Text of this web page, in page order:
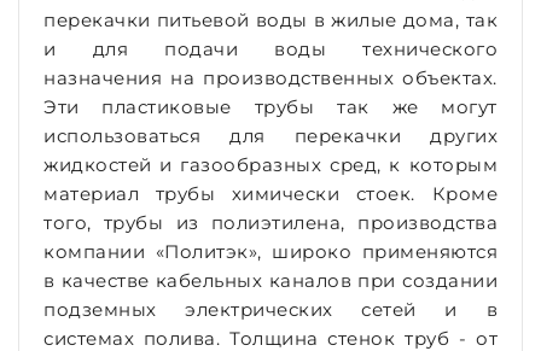
перекачки питьевой воды в жилые дома, так
и для подачи воды технического
назначения на производственных объектах.
Эти пластиковые трубы так же могут
использоваться для перекачки других
жидкостей и газообразных сред, к которым
материал трубы химически стоек. Кроме
того, трубы из полиэтилена, производства
компании «Политэк», широко применяются
в качестве кабельных каналов при создании
подземных электрических сетей и в
системах полива. Толщина стенок труб - от